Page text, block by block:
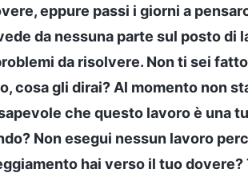
eppure passi i giorni a
da nessuna parte sul posto di
da risolvere. Non ti sei
cosa gli dirai? Al momento non
che questo lavoro è una
Non esegui nessun lavoro
hai verso il tuo